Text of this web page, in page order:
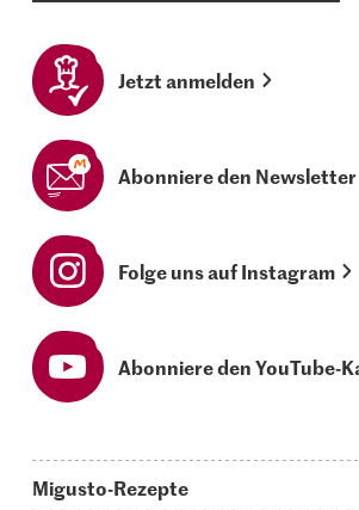
Jetzt anmelden
Abonniere den Newsletter
Folge uns auf Instagram
Abonniere den YouTube-
Migusto-Rezepte